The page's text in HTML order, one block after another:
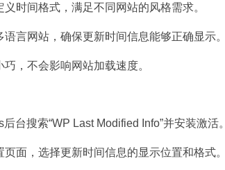
义时间格式，满足不同网站的风格需求。
语言网站，确保更新时间信息能够正确显示。
，不会影响网站加载速度。
台搜索“WP Last Modified Info”并安装激活。
页面，选择更新时间信息的显示位置和格式。